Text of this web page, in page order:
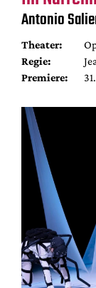
Mediadaten
Suche
Antonio
Theater:
Regie:
Premiere: